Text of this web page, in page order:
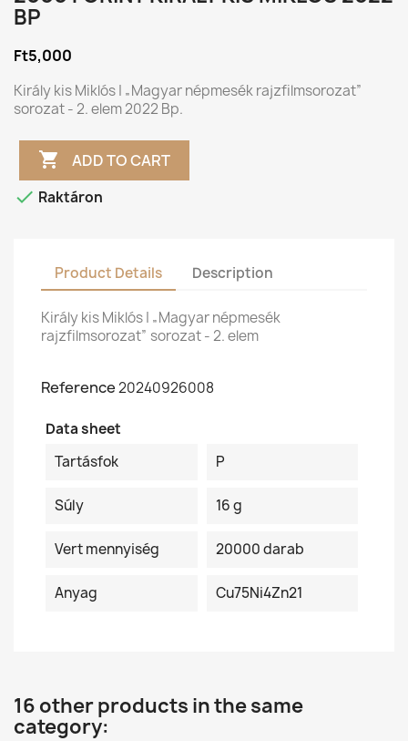
BP
Ft5,000
Király kis Miklós | „Magyar népmesék rajzfilmsorozat”
sorozat - 2. elem 2022 Bp.
 ADD TO CART
 Raktáron
Product Details Description
Király kis Miklós | „Magyar népmesék
rajzfilmsorozat” sorozat - 2. elem
Reference20240926008
Data sheet
Tartásfok
P
Súly 16 g
Vert mennyiség 20000 darab
Anyag Cu75Ni4Zn21
16 other products in the same
category: